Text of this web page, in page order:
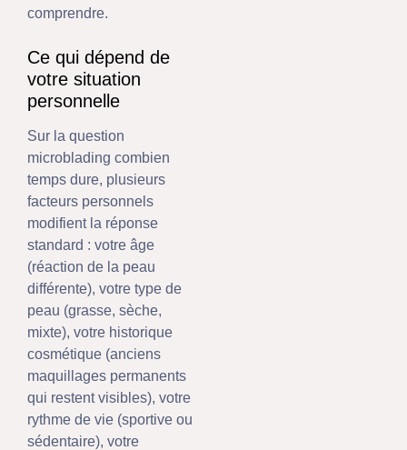
comprendre.
Ce qui dépend de
votre situation
personnelle
Sur la question
microblading combien
temps dure, plusieurs
facteurs personnels
modifient la réponse
standard : votre âge
(réaction de la peau
différente), votre type de
peau (grasse, sèche,
mixte), votre historique
cosmétique (anciens
maquillages permanents
qui restent visibles), votre
rythme de vie (sportive ou
sédentaire), votre